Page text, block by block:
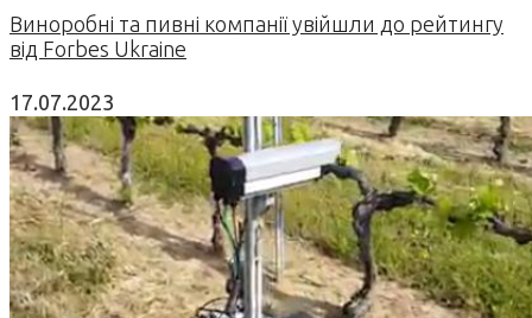
Виноробні та пивні компанії увійшли до рейтингу
від Forbes Ukraine
17.07.2023